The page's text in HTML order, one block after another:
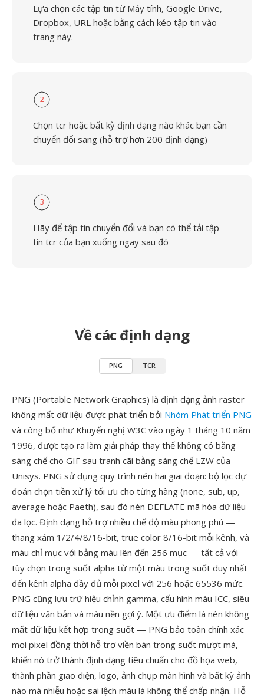
Lựa chọn các tập tin từ Máy tính, Google Drive,
Dropbox, URL hoặc bằng cách kéo tập tin vào
trang này.
2
Chọn tcr hoặc bất kỳ định dạng nào khác bạn cần
chuyển đổi sang (hỗ trợ hơn 200 định dạng)
3
Hãy để tập tin chuyển đổi và bạn có thể tải tập
tin tcr của bạn xuống ngay sau đó
Về các định dạng
PNG TCR
PNG (Portable Network Graphics) là định dạng ảnh raster
không mất dữ liệu được phát triển bởi Nhóm Phát triển PNG
và công bố như Khuyến nghị W3C vào ngày 1 tháng 10 năm
1996, được tạo ra làm giải pháp thay thế không có bằng
sáng chế cho GIF sau tranh cãi bằng sáng chế LZW của
Unisys. PNG sử dụng quy trình nén hai giai đoạn: bộ lọc dự
đoán chọn tiền xử lý tối ưu cho từng hàng (none, sub, up,
average hoặc Paeth), sau đó nén DEFLATE mã hóa dữ liệu
đã lọc. Định dạng hỗ trợ nhiều chế độ màu phong phú —
thang xám 1/2/4/8/16-bit, true color 8/16-bit mỗi kênh, và
màu chỉ mục với bảng màu lên đến 256 mục — tất cả với
tùy chọn trong suốt alpha từ một màu trong suốt duy nhất
đến kênh alpha đầy đủ mỗi pixel với 256 hoặc 65536 mức.
PNG cũng lưu trữ hiệu chỉnh gamma, cấu hình màu ICC, siêu
dữ liệu văn bản và màu nền gợi ý. Một ưu điểm là nén không
mất dữ liệu kết hợp trong suốt — PNG bảo toàn chính xác
mọi pixel đồng thời hỗ trợ viền bán trong suốt mượt mà,
khiến nó trở thành định dạng tiêu chuẩn cho đồ họa web,
thành phần giao diện, logo, ảnh chụp màn hình và bất kỳ ảnh
nào mà nhiễu hoặc sai lệch màu là không thể chấp nhận. Hỗ